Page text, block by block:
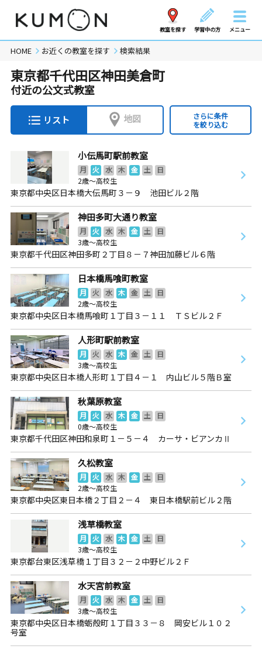
教室を探す 学習中の方 メニュー
HOME お近くの教室を探す 検索結果
東京都千代田区神田美倉町
付近の公文式教室
リスト 地図
さらに条件
を絞り込む
小伝馬町駅前教室
月 火 水 木 金 土
日
2歳～高校生
東京都中央区日本橋大伝馬町３－９ 池田ビル２階
神田多町大通り教室
月 火 水 木 金 土
日
3歳～高校生
東京都千代田区神田多町２丁目８－７神田加藤ビル６階
日本橋馬喰町教室
月 火 水 木 金 土
日
2歳～高校生
東京都中央区日本橋馬喰町１丁目３－１１ ＴＳビル２Ｆ
人形町駅前教室
月 火 水 木 金 土
日
3歳～高校生
東京都中央区日本橋人形町１丁目４－１ 内山ビル５階Ｂ室
秋葉原教室
月 火 水 木 金 土
日
0歳～高校生
東京都千代田区神田和泉町１－５－４ カーサ・ビアンカⅡ
久松教室
月 火 水 木 金 土
日
2歳～高校生
東京都中央区東日本橋２丁目２－４ 東日本橋駅前ビル２階
浅草橋教室
月 火 水 木 金 土
日
3歳～高校生
東京都台東区浅草橋１丁目３２－２中野ビル２Ｆ
水天宮前教室
月 火 水 木 金 土
日
3歳～高校生
東京都中央区日本橋蛎殻町１丁目３３－８ 岡安ビル１０２
号室